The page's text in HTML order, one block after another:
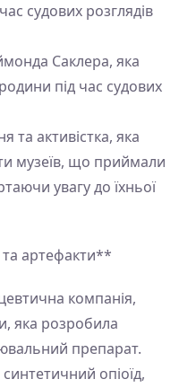
судових розглядів
Саклера, яка
під час судових
активістка, яка
музеїв, що приймали
увагу до їхньої
артефакти**
компанія,
яка розробила
препарат.
опіоїд,